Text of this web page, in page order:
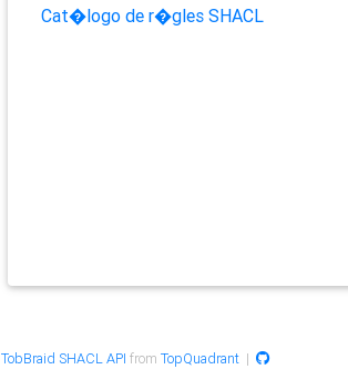
Cat�logo de r�gles SHACL
TobBraid SHACL API from TopQuadrant|